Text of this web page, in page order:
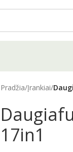
Pradžia/Įrankiai/
17in1